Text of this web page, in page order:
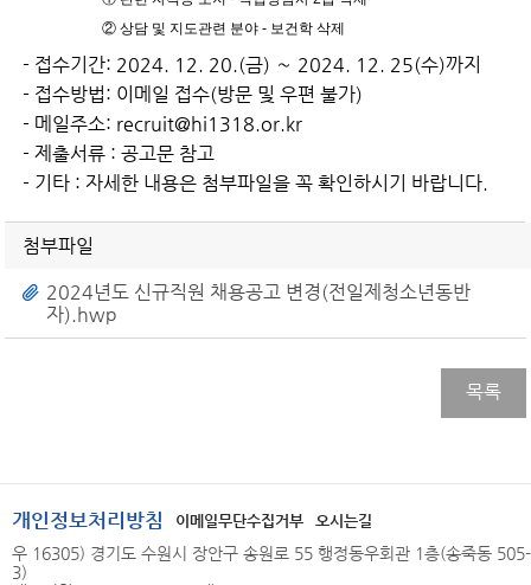
② 상담 및 지도관련 분야 - 보건학 삭제
- 접수기간: 2024. 12. 20.(금) ∼ 2024. 12. 25(수)까지
- 접수방법: 이메일 접수(방문 및 우편 불가)
- 메일주소: recruit@hi1318.or.kr
- 제출서류 : 공고문 참고
- 기타 : 자세한 내용은 첨부파일을 꼭 확인하시기 바랍니다.
첨부파일
2024년도 신규직원 채용공고 변경(전일제청소년동반
자).hwp
목록
개인정보처리방침 이메일무단수집거부 오시는길
우 16305) 경기도 수원시 장안구 송원로 55 행정동우회관 1층(송죽동 505-
3)